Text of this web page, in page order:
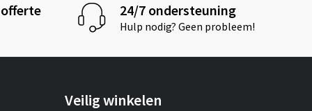
offerte 24/7 ondersteuning
Hulp nodig? Geen probleem!
Veilig winkelen